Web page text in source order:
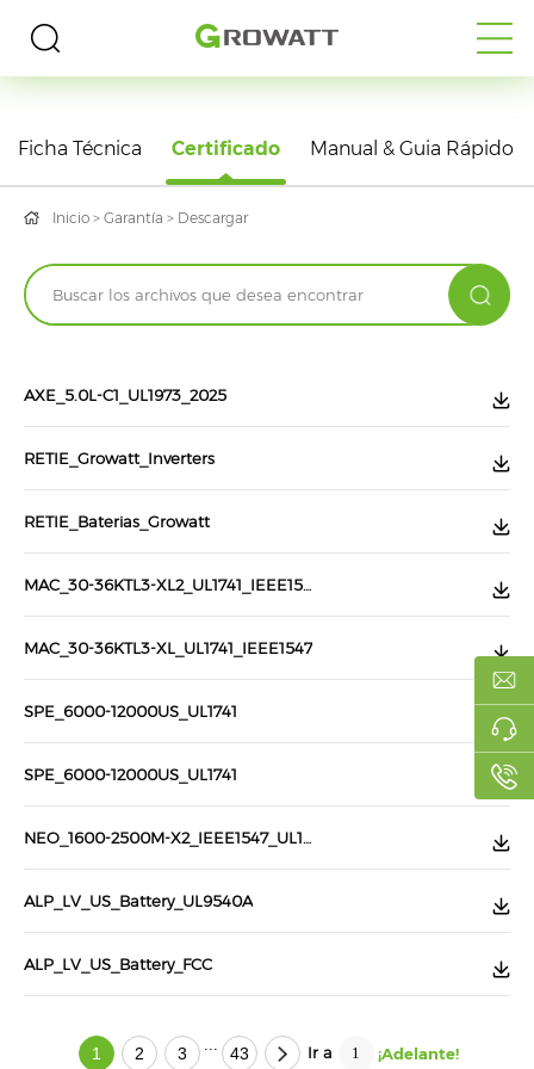
DESCARGAS
Ficha Técnica Certificado Manual & Guia Rápido
Inicio >Garantía > Descargar
AXE_5.0L-C1_UL1973_2025
RETIE_Growatt_Inverters
RETIE_Baterias_Growatt
MAC_30-36KTL3-XL2_UL1741_IEEE1547
MAC_30-36KTL3-XL_UL1741_IEEE1547
SPE_6000-12000US_UL1741
SPE_6000-12000US_UL1741
NEO_1600-2500M-X2_IEEE1547_UL1741
ALP_LV_US_Battery_UL9540A
ALP_LV_US_Battery_FCC
1 2 3 43 Ir a